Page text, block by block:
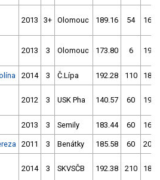
2013 3+ Olomouc 189.16 54
2013 3 Olomouc 173.80 6
2014 3 Č.Lípa 192.28 110
2012 3 USK Pha 140.57 60
2013 3 Semily 183.44 60
2011 3 Benátky 185.58 60
2014 3 SKVSČB 192.38 210